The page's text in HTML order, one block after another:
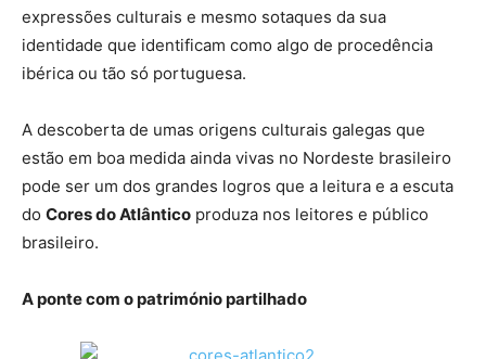
expressões culturais e mesmo sotaques da sua
identidade que identificam como algo de procedência
ibérica ou tão só portuguesa.
A descoberta de umas origens culturais galegas que
estão em boa medida ainda vivas no Nordeste brasileiro
pode ser um dos grandes logros que a leitura e a escuta
do Cores do Atlântico produza nos leitores e público
brasileiro.
A ponte com o património partilhado